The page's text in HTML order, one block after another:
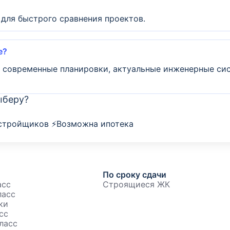
быстрого сравнения проектов.
планировки, актуальные инженерные
⚡Возможна ипотека
По сроку сдачи
Строящиеся ЖК